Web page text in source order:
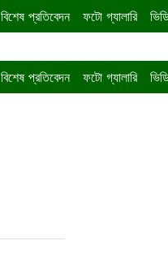
বিশেষ প্রতিবেদন ফটো গ্যালারি
বিশেষ প্রতিবেদন ফটো গ্যালারি